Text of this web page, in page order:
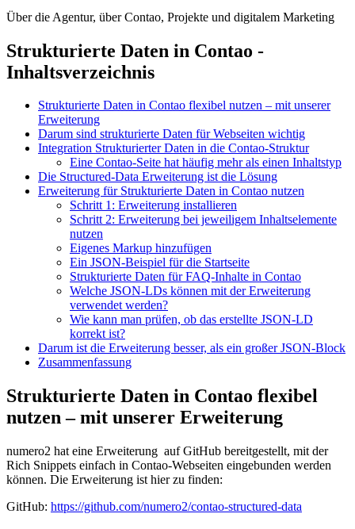
Über die Agentur, über Contao, Projekte und digitalem Marketing
Strukturierte Daten in Contao -
Inhaltsverzeichnis
Strukturierte Daten in Contao flexibel nutzen – mit unserer
Erweiterung
Darum sind strukturierte Daten für Webseiten wichtig
Integration Strukturierter Daten in die Contao-Struktur
Eine Contao-Seite hat häufig mehr als einen Inhaltstyp
Die Structured-Data Erweiterung ist die Lösung
Erweiterung für Strukturierte Daten in Contao nutzen
Schritt 1: Erweiterung installieren
Schritt 2: Erweiterung bei jeweiligem Inhaltselemente
nutzen
Eigenes Markup hinzufügen
Ein JSON-Beispiel für die Startseite
Strukturierte Daten für FAQ-Inhalte in Contao
Welche JSON-LDs können mit der Erweiterung
verwendet werden?
Wie kann man prüfen, ob das erstellte JSON-LD
korrekt ist?
Darum ist die Erweiterung besser, als ein großer JSON-Block
Zusammenfassung
Strukturierte Daten in Contao flexibel
nutzen – mit unserer Erweiterung
numero2 hat eine Erweiterung auf GitHub bereitgestellt, mit der
Rich Snippets einfach in Contao-Webseiten eingebunden werden
können. Die Erweiterung ist hier zu finden:
GitHub: https://github.com/numero2/contao-structured-data